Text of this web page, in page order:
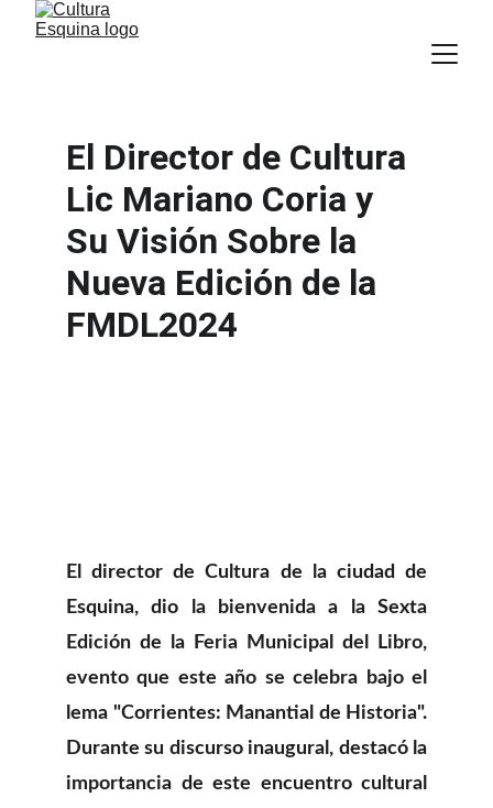
El Director de Cultura
Lic Mariano Coria y
Su Visión Sobre la
Nueva Edición de la
FMDL2024
El director de Cultura de la ciudad de
Esquina, dio la bienvenida a la Sexta
Edición de la Feria Municipal del Libro,
evento que este año se celebra bajo el
lema "Corrientes: Manantial de Historia".
Durante su discurso inaugural, destacó la
importancia de este encuentro cultural